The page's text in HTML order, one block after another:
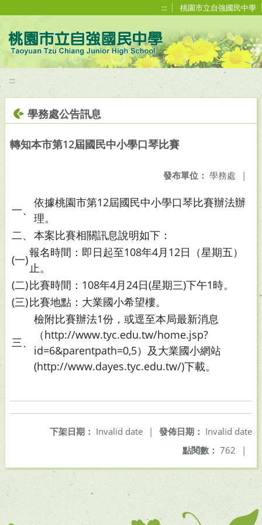
::: 桃園市立自強國民中學
:::
學務處公告訊息
轉知本市第12屆國民中小學口琴比賽
發布單位： 學務處 |
一、
依據桃園市第12屆國民中小學口琴比賽辦法辦
理。
二、 本案比賽相關訊息說明如下：
(一)
報名時間：即日起至108年4月12日（星期五）
止。
(二)比賽時間：108年4月24日(星期三)下午1時。
(三)比賽地點：大業國小希望樓。
三、
檢附比賽辦法1份，或逕至本局最新消息
（http://www.tyc.edu.tw/home.jsp?
id=6&parentpath=0,5）及大業國小網站
(http://www.dayes.tyc.edu.tw/)下載。
發佈日期： Invalid date
下架日期： Invalid date
|
點閱數： 762 |